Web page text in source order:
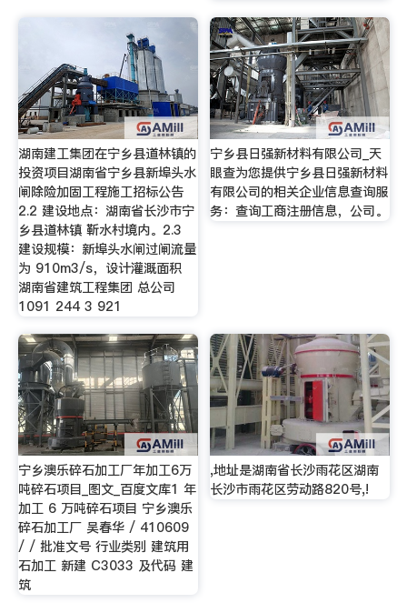
湖南建工集团在宁乡县道林镇的
投资项目湖南省宁乡县新埠头水
闸除险加固工程施工招标公告
2.2 建设地点：湖南省长沙市宁
乡县道林镇 靳水村境内。2.3
建设规模：新埠头水闸过闸流量
为 910m3/s，设计灌溉面积
湖南省建筑工程集团 总公司
1091 244 3 921
宁乡县日强新材料有限公司_天
眼查为您提供宁乡县日强新材料
有限公司的相关企业信息查询服
务：查询工商注册信息，公司。
宁乡澳乐碎石加工厂年加工6万
吨碎石项目_图文_百度文库1 年
加工 6 万吨碎石项目 宁乡澳乐
碎石加工厂 吴春华 / 410609
/ / 批准文号 行业类别 建筑用
石加工 新建 C3033 及代码 建
筑
,地址是湖南省长沙雨花区湖南
长沙市雨花区劳动路820号,!